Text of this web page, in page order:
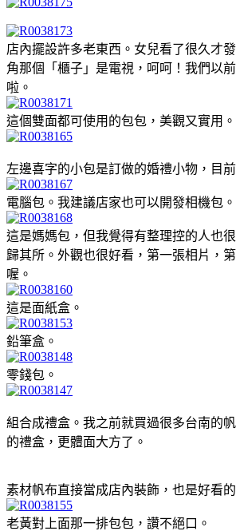
店內擺設許多老東西。女兒看了很久才
角那個「櫃子」是電視，呵呵！我們以
啦。
這個雙面都可使用的包包，美觀又實用。
左邊喜字的小包是訂做的婚禮小物，目
電腦包。我建議店家也可以開發相機包。
這是媽媽包，但我覺得有整理控的人也
歸其所。外觀也很好看，第一張相片，
喔。
這是面紙盒。
鉛筆盒。
零錢包。
組合成禮盒。我之前就買過很多台南的
的禮盒，更體面大方了。
素材帆布直接當成店內裝飾，也是好看的
老黃對上面那一排包包，讚不絕口。